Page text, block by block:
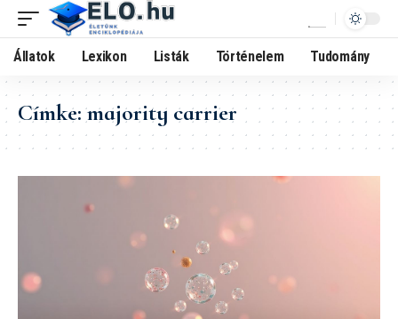
Állatok Lexikon Listák Történelem Tudomány
Címke:majority carrier